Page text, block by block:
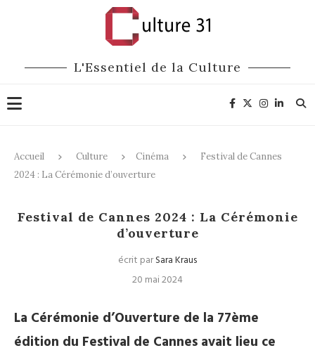
L'Essentiel de la Culture
Accueil Culture Cinéma
Festival de Cannes
2024 : La Cérémonie d’ouverture
Festival de Cannes 2024 : La Cérémonie
d’ouverture
écrit parSara Kraus
20 mai 2024
La Cérémonie d’Ouverture de la 77ème
édition du Festival de Cannes avait lieu ce